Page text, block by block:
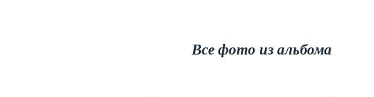
Все фото из альбома